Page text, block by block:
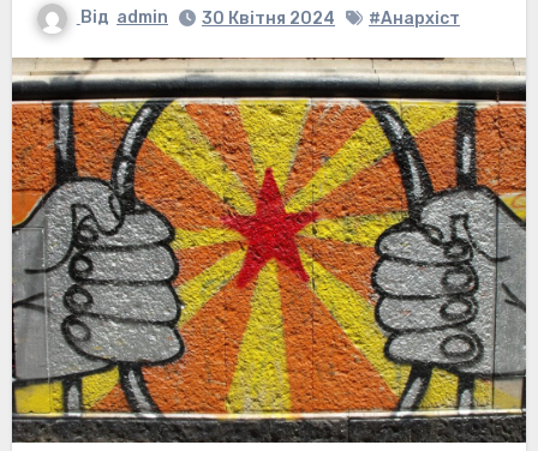
Від admin 30 Квітня 2024 #Анархіст